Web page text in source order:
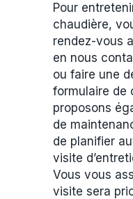
Pour
chaudière,
rendez-vous
en nous
ou faire une
formulaire de
proposons
de
de planifier
visite
Vous vous
visite sera